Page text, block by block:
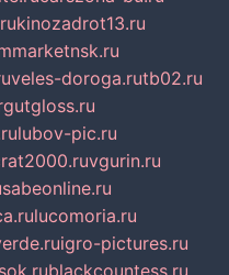
kinozadrot13.ru
veles-doroga.rutb02.ru
lubov-pic.ru
vgurin.ru
sabeonline.ru
lucomoria.ru
igro-pictures.ru
blackcountess.ru